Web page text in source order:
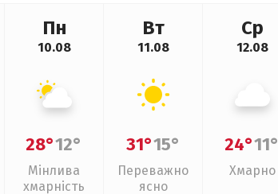
Пн
10.08
28°12°
Мінлива
хмарність
Вт
11.08
31°15°
Переважно
ясно
Ср
12.08
24°11°
Хмарно